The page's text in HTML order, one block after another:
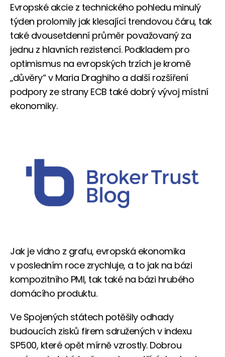
Evropské akcie z technického pohledu minulý
týden prolomily jak klesající trendovou čáru, tak
také dvousetdenní průměr považovaný za
jednu z hlavních rezistencí. Podkladem pro
optimismus na evropských trzích je kromě
„důvěry“ v Maria Draghiho a další rozšíření
podpory ze strany ECB také dobrý vývoj místní
ekonomiky.
Jak je vidno z grafu, evropská ekonomika
v posledním roce zrychluje, a to jak na bázi
kompozitního PMI, tak také na bázi hrubého
domácího produktu.
Ve Spojených státech potěšily odhady
budoucích zisků firem sdružených v indexu
SP500, které opět mírně vzrostly. Dobrou